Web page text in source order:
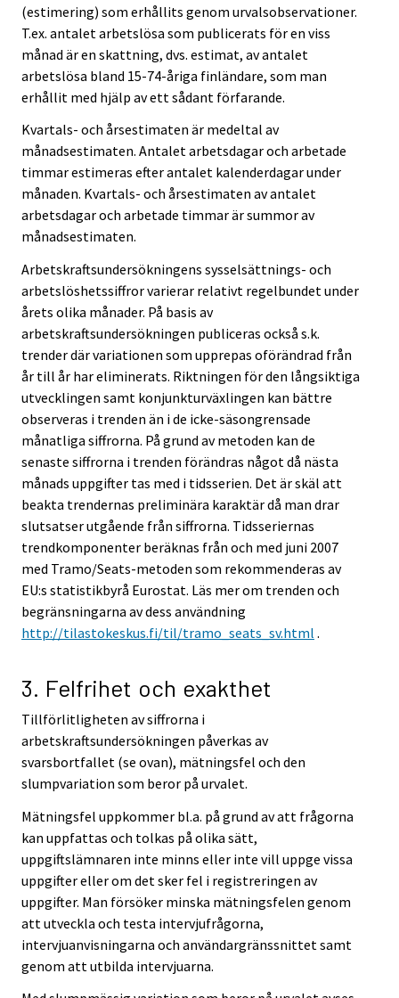
(estimering) som erhållits genom urvalsobservationer.
T.ex. antalet arbetslösa som publicerats för en viss
månad är en skattning, dvs. estimat, av antalet
arbetslösa bland 15-74-åriga finländare, som man
erhållit med hjälp av ett sådant förfarande.
Kvartals- och årsestimaten är medeltal av
månadsestimaten. Antalet arbetsdagar och arbetade
timmar estimeras efter antalet kalenderdagar under
månaden. Kvartals- och årsestimaten av antalet
arbetsdagar och arbetade timmar är summor av
månadsestimaten.
Arbetskraftsundersökningens sysselsättnings- och
arbetslöshetssiffror varierar relativt regelbundet under
årets olika månader. På basis av
arbetskraftsundersökningen publiceras också s.k.
trender där variationen som upprepas oförändrad från
år till år har eliminerats. Riktningen för den långsiktiga
utvecklingen samt konjunkturväxlingen kan bättre
observeras i trenden än i de icke-säsongrensade
månatliga siffrorna. På grund av metoden kan de
senaste siffrorna i trenden förändras något då nästa
månads uppgifter tas med i tidsserien. Det är skäl att
beakta trendernas preliminära karaktär då man drar
slutsatser utgående från siffrorna. Tidsseriernas
trendkomponenter beräknas från och med juni 2007
med Tramo/Seats-metoden som rekommenderas av
EU:s statistikbyrå Eurostat. Läs mer om trenden och
begränsningarna av dess användning
http://tilastokeskus.fi/til/tramo_seats_sv.html .
3. Felfrihet och exakthet
Tillförlitligheten av siffrorna i
arbetskraftsundersökningen påverkas av
svarsbortfallet (se ovan), mätningsfel och den
slumpvariation som beror på urvalet.
Mätningsfel uppkommer bl.a. på grund av att frågorna
kan uppfattas och tolkas på olika sätt,
uppgiftslämnaren inte minns eller inte vill uppge vissa
uppgifter eller om det sker fel i registreringen av
uppgifter. Man försöker minska mätningsfelen genom
att utveckla och testa intervjufrågorna,
intervjuanvisningarna och användargränssnittet samt
genom att utbilda intervjuarna.